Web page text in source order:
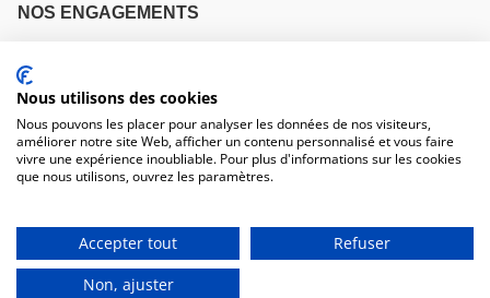
NOS ENGAGEMENTS
Livraisons
NOS COORDONNÉES
530 avenue du Roucagnier , 34400 Lunel-Viel
04 67 58 38 57
Du lundi au vendredi, 8h00 - 12h00 / 13h45 à 17h30
Nous utilisons des cookies
Nous pouvons les placer pour analyser les données de nos visiteurs,
améliorer notre site Web, afficher un contenu personnalisé et vous faire
vivre une expérience inoubliable. Pour plus d'informations sur les cookies
que nous utilisons, ouvrez les paramètres.
Accepter tout
Refuser
Non, ajuster